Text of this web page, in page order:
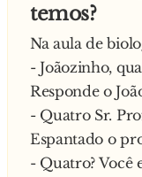
temos?
Na aula de
- Joãozinho,
Responde o
- Quatro Sr.
Espantado o
- Quatro? Você